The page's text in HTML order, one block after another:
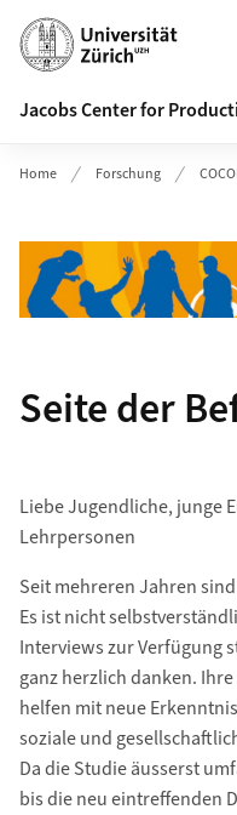
Header
Jacobs Center for
Home Forschung
Seite der
Liebe Jugendliche, junge
Lehrpersonen
Seit mehreren Jahren
Es ist nicht
Interviews zur Verfügung
ganz herzlich danken.
helfen mit neue
soziale und
Da die Studie äusserst
bis die neu eintreffenden